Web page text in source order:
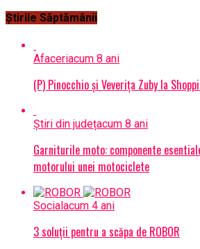
Știrile Săptămânii
Afaceriacum 8 ani
(P) Pinocchio și Veverița Zuby la
Știri din județacum 8 ani
Garniturile moto: componente
motorului unei motociclete
Social acum 4 ani
3 soluții pentru a scăpa de ROBOR